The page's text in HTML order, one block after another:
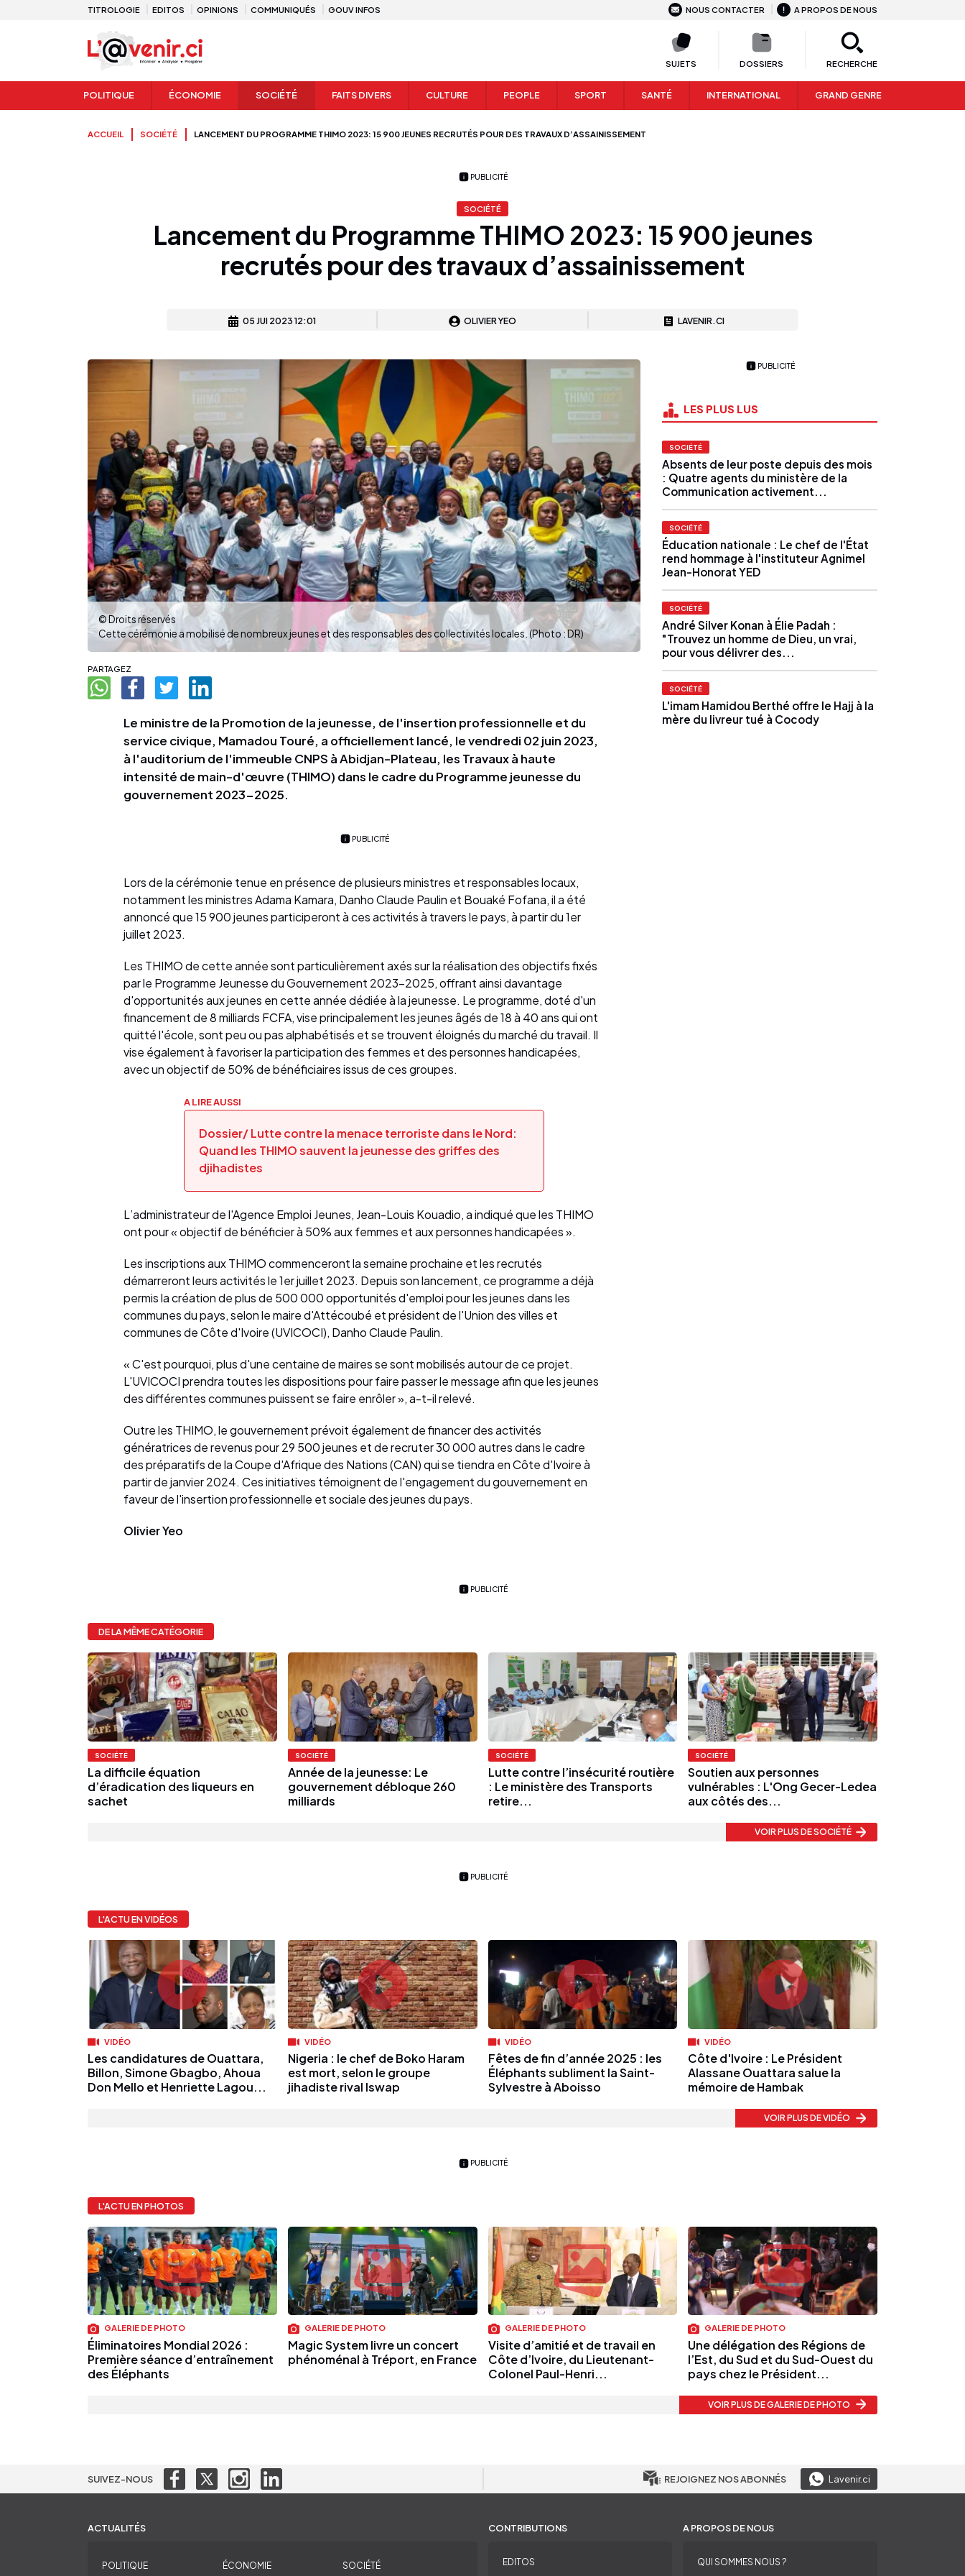
TITROLOGIE EDITOS OPINIONS COMMUNIQUÉS GOUV INFOS NOUS CONTACTER A PROPOS DE NOUS
SUJETS DOSSIERS RECHERCHE
POLITIQUE ÉCONOMIE SOCIÉTÉ FAITS DIVERS CULTURE PEOPLE SPORT SANTÉ INTERNATIONAL GRAND GENRE
ACCUEIL SOCIÉTÉ LANCEMENT DU PROGRAMME THIMO 2023: 15 900 JEUNES RECRUTÉS POUR DES TRAVAUX D’ASSAINISSEMENT
PUBLICITÉ
SOCIÉTÉ
Lancement du Programme THIMO 2023: 15 900 jeunes
recrutés pour des travaux d’assainissement
05 JUI 2023 12:01 OLIVIER YEO LAVENIR.CI
© Droits réservés
Cette cérémonie a mobilisé de nombreux jeunes et des responsables des collectivités locales. (Photo : DR)
PARTAGEZ
Le ministre de la Promotion de la jeunesse, de l'insertion professionnelle et du
service civique, Mamadou Touré, a officiellement lancé, le vendredi 02 juin 2023,
à l'auditorium de l'immeuble CNPS à Abidjan-Plateau, les Travaux à haute
intensité de main-d'œuvre (THIMO) dans le cadre du Programme jeunesse du
gouvernement 2023-2025.
PUBLICITÉ
Lors de la cérémonie tenue en présence de plusieurs ministres et responsables locaux,
notamment les ministres Adama Kamara, Danho Claude Paulin et Bouaké Fofana, il a été
annoncé que 15 900 jeunes participeront à ces activités à travers le pays, à partir du 1er
juillet 2023.
Les THIMO de cette année sont particulièrement axés sur la réalisation des objectifs fixés
par le Programme Jeunesse du Gouvernement 2023-2025, offrant ainsi davantage
d'opportunités aux jeunes en cette année dédiée à la jeunesse. Le programme, doté d'un
financement de 8 milliards FCFA, vise principalement les jeunes âgés de 18 à 40 ans qui ont
quitté l'école, sont peu ou pas alphabétisés et se trouvent éloignés du marché du travail. Il
vise également à favoriser la participation des femmes et des personnes handicapées,
avec un objectif de 50% de bénéficiaires issus de ces groupes.
A LIRE AUSSI
Dossier/ Lutte contre la menace terroriste dans le Nord:
Quand les THIMO sauvent la jeunesse des griffes des
djihadistes
L’administrateur de l'Agence Emploi Jeunes, Jean-Louis Kouadio, a indiqué que les THIMO
ont pour « objectif de bénéficier à 50% aux femmes et aux personnes handicapées ».
Les inscriptions aux THIMO commenceront la semaine prochaine et les recrutés
démarreront leurs activités le 1er juillet 2023. Depuis son lancement, ce programme a déjà
permis la création de plus de 500 000 opportunités d'emploi pour les jeunes dans les
communes du pays, selon le maire d'Attécoubé et président de l'Union des villes et
communes de Côte d'Ivoire (UVICOCI), Danho Claude Paulin.
« C'est pourquoi, plus d'une centaine de maires se sont mobilisés autour de ce projet.
L'UVICOCI prendra toutes les dispositions pour faire passer le message afin que les jeunes
des différentes communes puissent se faire enrôler », a-t-il relevé.
Outre les THIMO, le gouvernement prévoit également de financer des activités
génératrices de revenus pour 29 500 jeunes et de recruter 30 000 autres dans le cadre
des préparatifs de la Coupe d'Afrique des Nations (CAN) qui se tiendra en Côte d'Ivoire à
partir de janvier 2024. Ces initiatives témoignent de l'engagement du gouvernement en
faveur de l'insertion professionnelle et sociale des jeunes du pays.
Olivier Yeo
PUBLICITÉ
LES PLUS LUS
SOCIÉTÉ
Absents de leur poste depuis des mois
: Quatre agents du ministère de la
Communication activement...
SOCIÉTÉ
Éducation nationale : Le chef de l'État
rend hommage à l'instituteur Agnimel
Jean-Honorat YED
SOCIÉTÉ
André Silver Konan à Élie Padah :
"Trouvez un homme de Dieu, un vrai,
pour vous délivrer des...
SOCIÉTÉ
L'imam Hamidou Berthé offre le Hajj à la
mère du livreur tué à Cocody
PUBLICITÉ
DE LA MÊME CATÉGORIE
SOCIÉTÉ
La difficile équation
d’éradication des liqueurs en
sachet
SOCIÉTÉ
Année de la jeunesse: Le
gouvernement débloque 260
milliards
SOCIÉTÉ
Lutte contre l’insécurité routière
: Le ministère des Transports
retire...
SOCIÉTÉ
Soutien aux personnes
vulnérables : L'Ong Gecer-Ledea
aux côtés des...
VOIR PLUS DE SOCIÉTÉ
PUBLICITÉ
L'ACTU EN VIDÉOS
VIDÉO
Les candidatures de Ouattara,
Billon, Simone Gbagbo, Ahoua
Don Mello et Henriette Lagou...
VIDÉO
Nigeria : le chef de Boko Haram
est mort, selon le groupe
jihadiste rival Iswap
VIDÉO
Fêtes de fin d’année 2025 : les
Éléphants subliment la Saint-
Sylvestre à Aboisso
VIDÉO
Côte d'Ivoire : Le Président
Alassane Ouattara salue la
mémoire de Hambak
VOIR PLUS DE VIDÉO
PUBLICITÉ
L'ACTU EN PHOTOS
GALERIE DE PHOTO
Éliminatoires Mondial 2026 :
Première séance d’entraînement
des Éléphants
GALERIE DE PHOTO
Magic System livre un concert
phénoménal à Tréport, en France
GALERIE DE PHOTO
Visite d’amitié et de travail en
Côte d’Ivoire, du Lieutenant-
Colonel Paul-Henri...
GALERIE DE PHOTO
Une délégation des Régions de
l’Est, du Sud et du Sud-Ouest du
pays chez le Président...
VOIR PLUS DE GALERIE DE PHOTO
SUIVEZ-NOUS REJOIGNEZ NOS ABONNÉS Lavenir.ci
ACTUALITÉS
POLITIQUE ÉCONOMIE SOCIÉTÉ
CONTRIBUTIONS
EDITOS
A PROPOS DE NOUS
QUI SOMMES NOUS ?